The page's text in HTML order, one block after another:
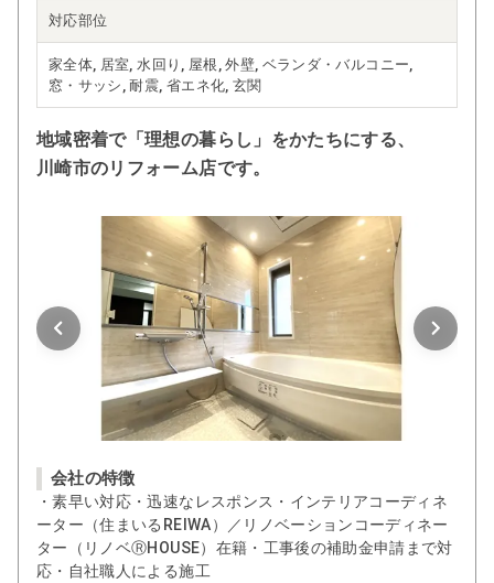
対応部位
家全体, 居室, 水回り, 屋根, 外壁, ベランダ・バルコニー,
窓・サッシ, 耐震, 省エネ化, 玄関
地域密着で「理想の暮らし」をかたちにする、
川崎市のリフォーム店です。
会社の特徴
・素早い対応・迅速なレスポンス・インテリアコーディネ
ーター（住まいるREIWA）／リノベーションコーディネー
ター（リノベⓇHOUSE）在籍・工事後の補助金申請まで対
応・自社職人による施工